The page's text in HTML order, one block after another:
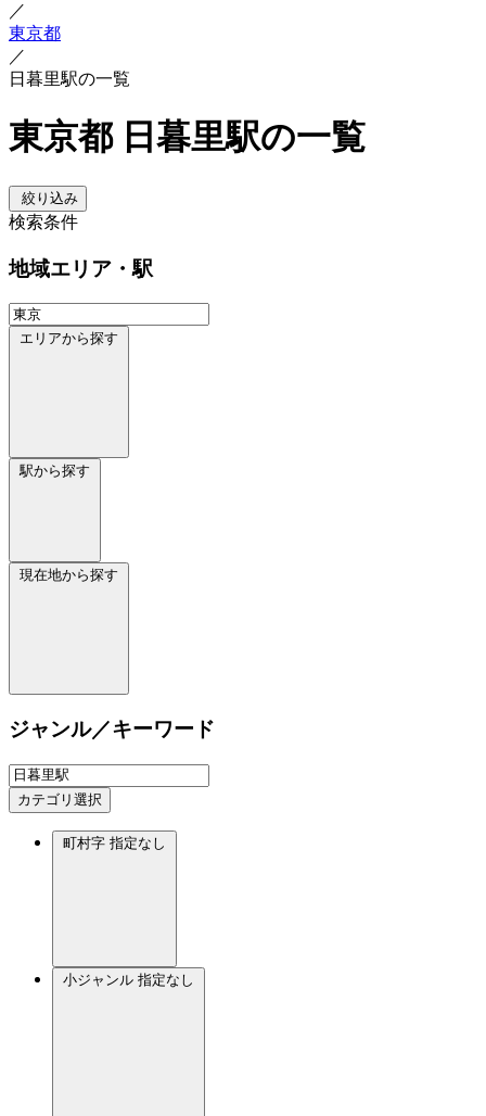
／
東京都
／
日暮里駅の一覧
東京都 日暮里駅の一覧
絞り込み
検索条件
地域エリア・駅
エリアから探す
駅から探す
現在地から探す
ジャンル／キーワード
カテゴリ選択
町村字 指定なし
小ジャンル 指定なし